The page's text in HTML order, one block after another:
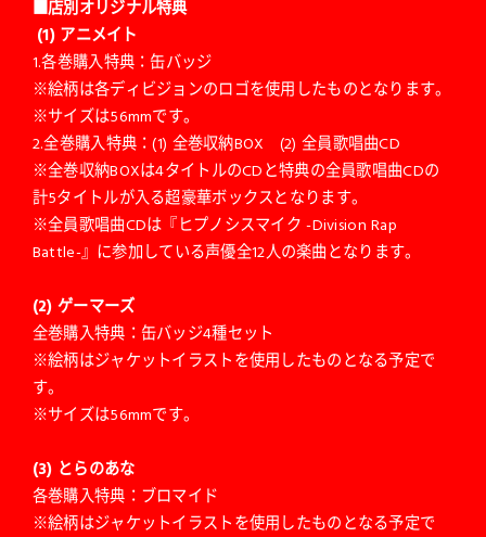
■店別オリジナル特典
(1) アニメイト
1.各巻購入特典：缶バッジ
※絵柄は各ディビジョンのロゴを使用したものとなります。
※サイズは56mmです。
2.全巻購入特典：(1) 全巻収納BOX (2) 全員歌唱曲CD
※全巻収納BOXは4タイトルのCDと特典の全員歌唱曲CDの
計5タイトルが入る超豪華ボックスとなります。
※全員歌唱曲CDは『ヒプノシスマイク -Division Rap
Battle-』に参加している声優全12人の楽曲となります。
(2) ゲーマーズ
全巻購入特典：缶バッジ4種セット
※絵柄はジャケットイラストを使用したものとなる予定で
す。
※サイズは56mmです。
(3) とらのあな
各巻購入特典：ブロマイド
※絵柄はジャケットイラストを使用したものとなる予定で